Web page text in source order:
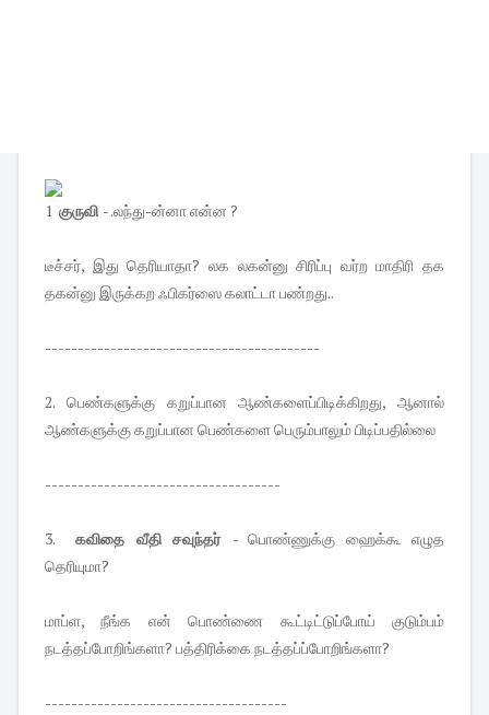
1 குருவி - .லந்து-ன்னா என்ன ?
டீச்சர், இது தெரியாதா? லக லகன்னு சிரிப்பு வர்ற மாதிரி தக
தகன்னு இருக்கற ஃபிகர்ஸை கலாட்டா பண்றது..
------------------------------------------
2. பெண்களுக்கு கறுப்பான ஆண்களைப்பிடிக்கிறது, ஆனால்
ஆண்களுக்கு கறுப்பான பெண்களை பெரும்பாலும் பிடிப்பதில்லை
------------------------------------
3. கவிதை வீதி சவுந்தர் - பொண்ணுக்கு ஹைக்கூ எழுத
தெரியுமா?
மாப்ள, நீங்க என் பொண்ணை கூட்டிட்டுப்போய் குடும்பம்
நடத்தப்போறிங்களா? பத்திரிக்கை நடத்தப்ப்போறிங்களா?
-------------------------------------